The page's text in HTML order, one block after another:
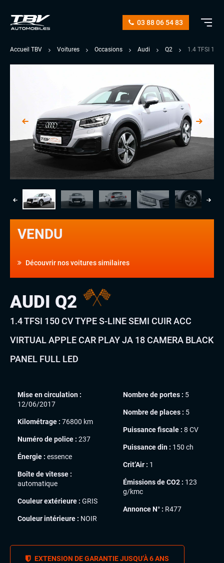
03 88 06 54 83
Accueil TBV Voitures Occasions Audi Q2 1.4 TFSI 150
VENDU
Découvrir nos voitures similaires
AUDI Q2
1.4 TFSI 150 CV TYPE S-LINE SEMI CUIR ACC
VIRTUAL APPLE CAR PLAY JA 18 CAMERA BLACK
PANEL FULL LED
Mise en circulation :
12/06/2017
Kilométrage : 76800 km
Numéro de police : 237
Énergie : essence
Boîte de vitesse :
automatique
Couleur extérieure : GRIS
Couleur intérieure : NOIR
Nombre de portes : 5
Nombre de places : 5
Puissance fiscale : 8 CV
Puissance din : 150 ch
Crit’Air : 1
Émissions de CO2 : 123
g/kmc
Annonce N° : R477
EXTENSION DE GARANTIE JUSQU’À 6 ANS